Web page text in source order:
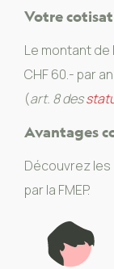
Votre
Le montant de
CHF 60.- par
(art. 8 des
Avantages
Découvrez les
par la FMEP.